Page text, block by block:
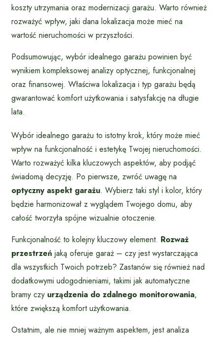
koszty utrzymania oraz modernizacji garażu. Warto również
rozważyć wpływ, jaki dana lokalizacja może mieć na
wartość nieruchomości w przyszłości.
Podsumowując, wybór idealnego garażu powinien być
wynikiem kompleksowej analizy optycznej, funkcjonalnej
oraz finansowej. Właściwa lokalizacja i typ garażu będą
gwarantować komfort użytkowania i satysfakcję na długie
lata.
Wybór idealnego garażu to istotny krok, który może mieć
wpływ na funkcjonalność i estetykę Twojej nieruchomości.
Warto rozważyć kilka kluczowych aspektów, aby podjąć
świadomą decyzję. Po pierwsze, zwróć uwagę na
optyczny aspekt garażu. Wybierz taki styl i kolor, który
będzie harmonizował z wyglądem Twojego domu, aby
całość tworzyła spójne wizualnie otoczenie.
Funkcjonalność to kolejny kluczowy element. Rozważ
przestrzeń jaką oferuje garaż – czy jest wystarczająca
dla wszystkich Twoich potrzeb? Zastanów się również nad
dodatkowymi udogodnieniami, takimi jak automatyczne
bramy czy urządzenia do zdalnego monitorowania,
które zwiększą komfort użytkowania.
Ostatnim, ale nie mniej ważnym aspektem, jest analiza